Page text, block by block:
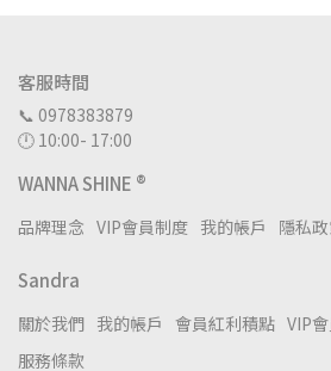
客服時間
📞 0978383879
🕛 10:00- 17:00
WANNA SHINE ®
品牌理念 VIP會員制度 我的帳戶 隱私
Sandra
關於我們 我的帳戶 會員紅利積點 VIP
服務條款